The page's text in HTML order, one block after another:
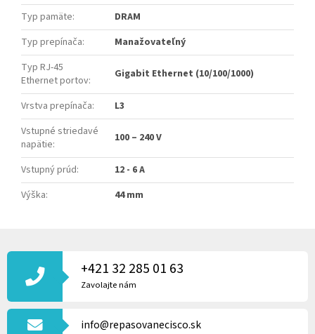
Typ pamäte:
DRAM
Typ prepínača:
Manažovateľný
Typ RJ-45
Ethernet portov: Gigabit Ethernet (10/100/1000)
Vrstva prepínača:
L3
Vstupné striedavé
napätie: 100 – 240 V
Vstupný prúd:
12 - 6 A
Výška: 44 mm
Á
T
+421 32 285 01 63
Zavolajte nám
info@repasovanecisco.sk